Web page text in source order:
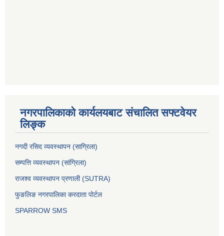
नगरपालिकाको कार्यलयबाट संचालित सफ्टवेयर
लिङ्क
नगदी रसिद व्यवस्थापन (साग्रिला)
सम्पत्ति व्यवस्थापन (सांग्रिला)
राजश्व व्यवस्थापन प्रणाली (SUTRA)
फुङलिङ नगरपालिका करदाता पोर्टल
SPARROW SMS